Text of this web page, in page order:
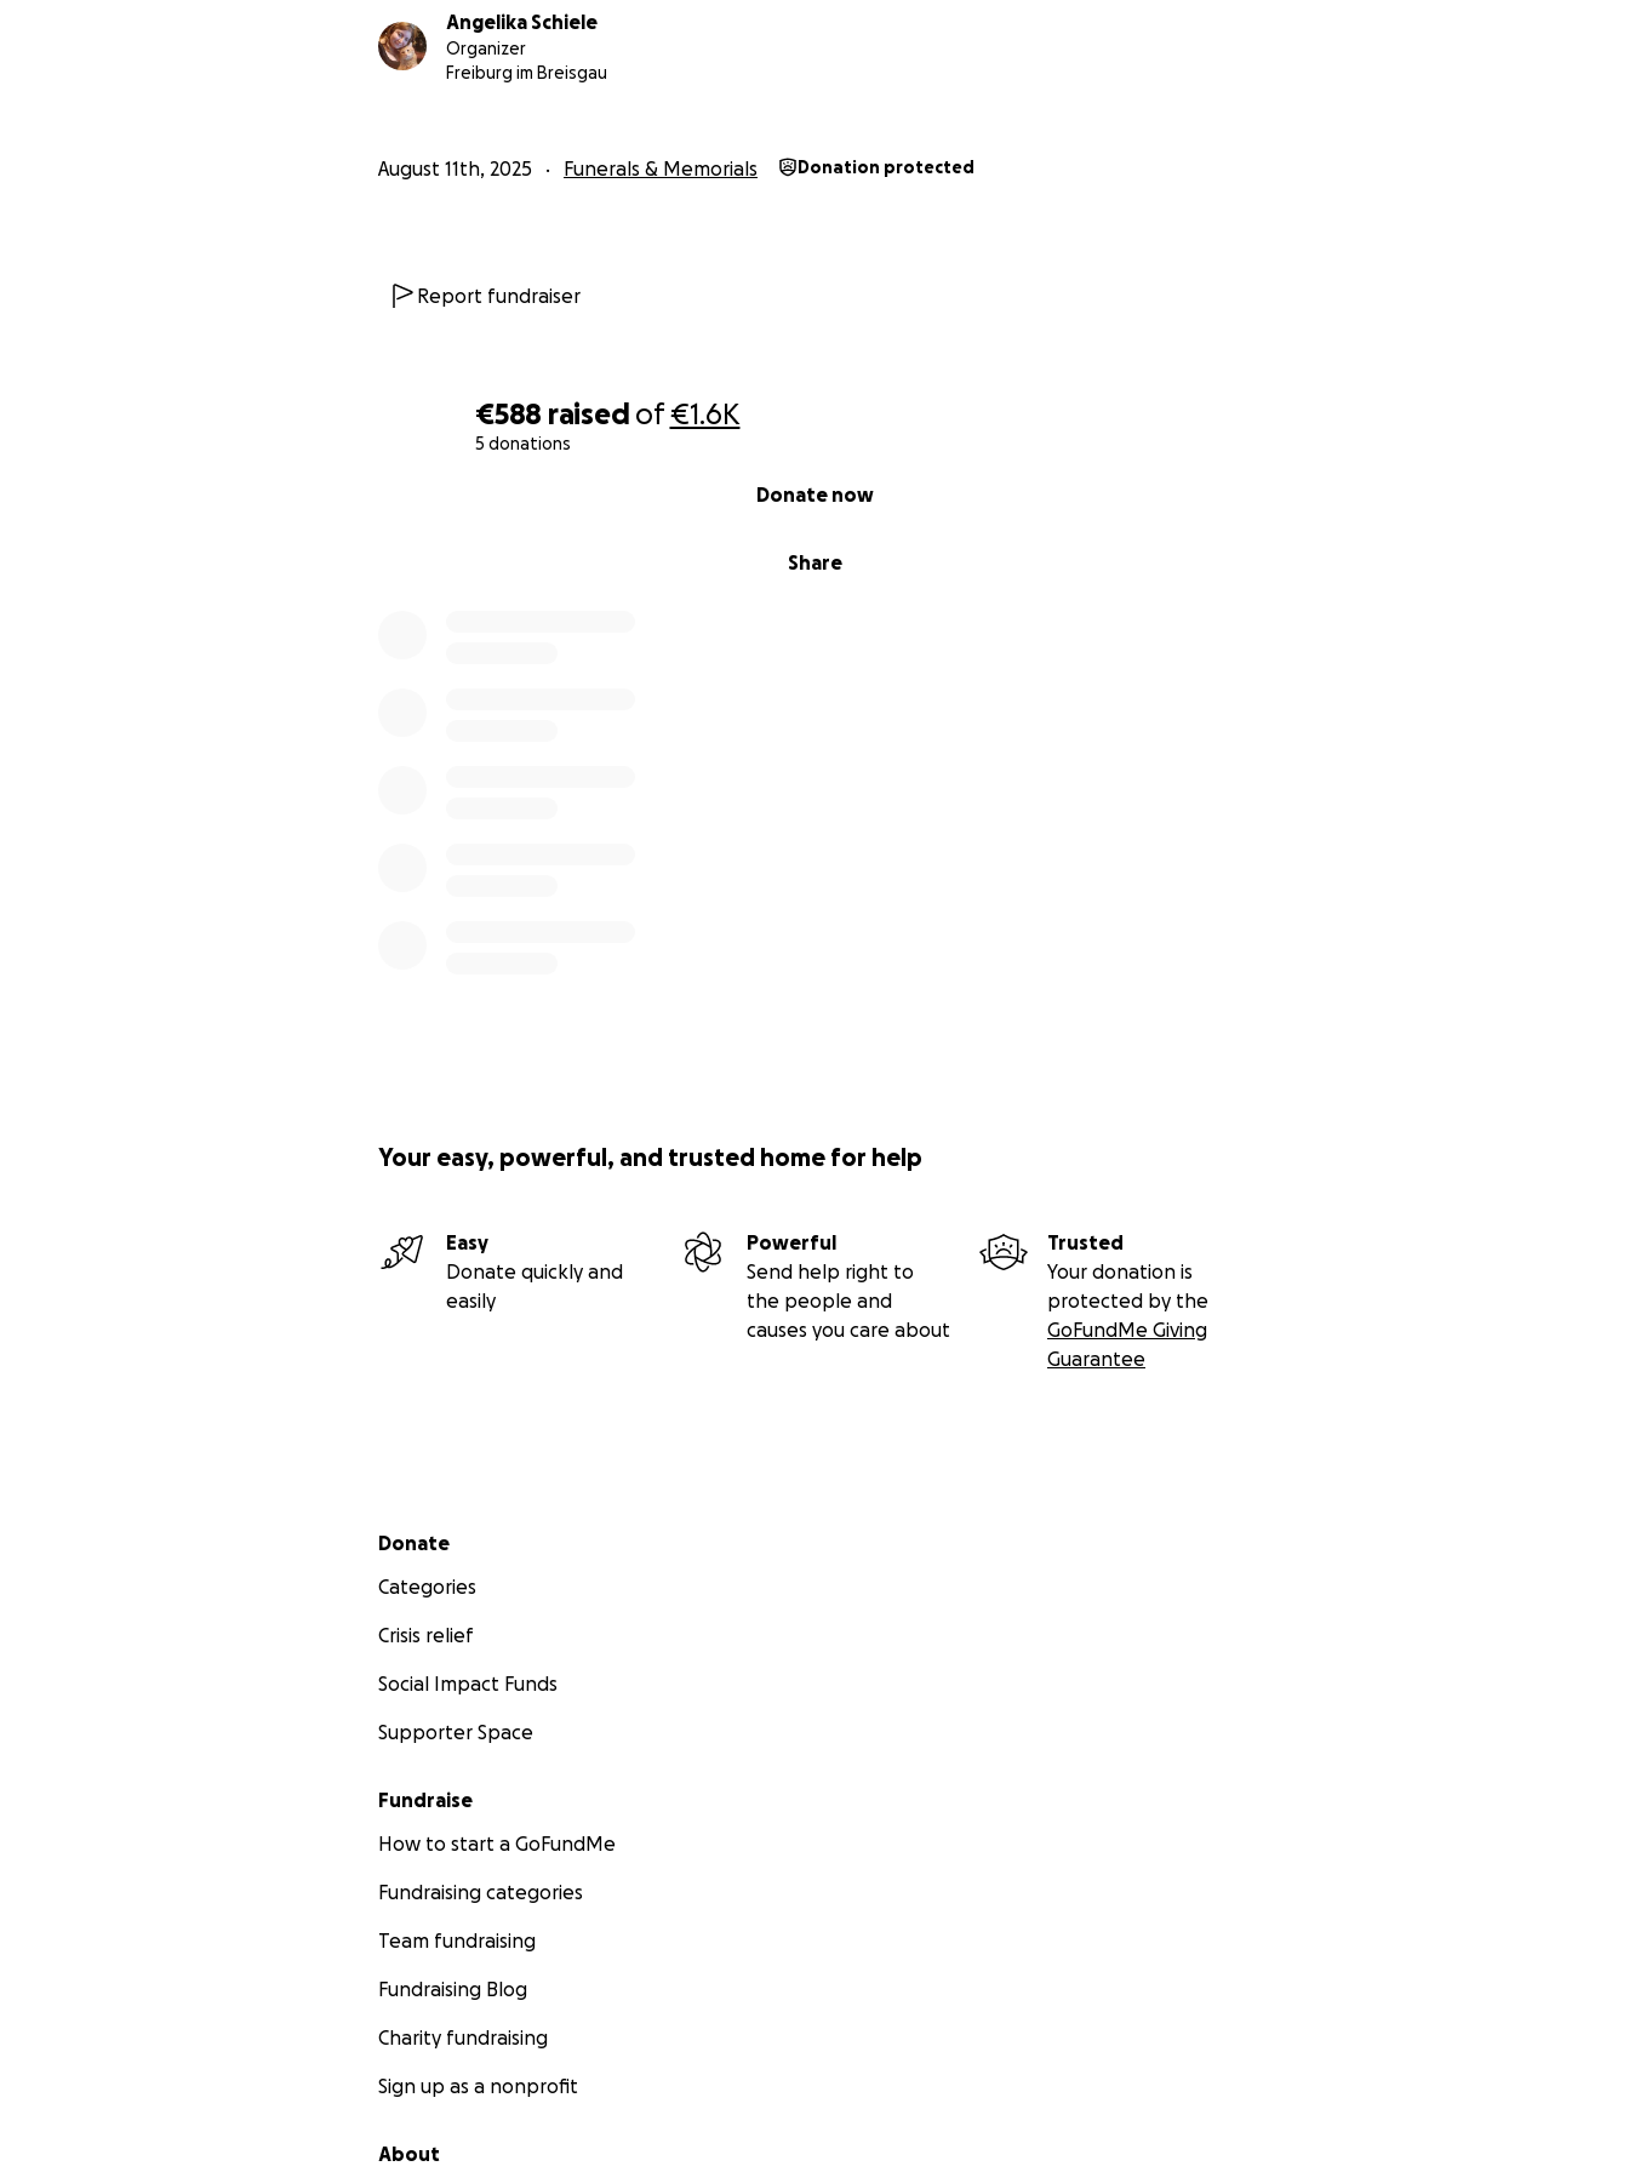
€588 raised of€1.6K
5 donations
Share
Donate now
Angelika Schiele
Organizer
Freiburg im Breisgau
August 11th, 2025 Funerals & Memorials Donation protected
Report fundraiser
Your easy, powerful, and trusted home for help
Easy
Donate quickly and
easily
Powerful
Send help right to
the people and
causes you care about
Trusted
Your donation is
protected by the
GoFundMe Giving
Guarantee
Secondary menu
Donate
Categories
Crisis relief
Social Impact Funds
Supporter Space
Fundraise
How to start a GoFundMe
Fundraising categories
Team fundraising
Fundraising Blog
Charity fundraising
Sign up as a nonprofit
About